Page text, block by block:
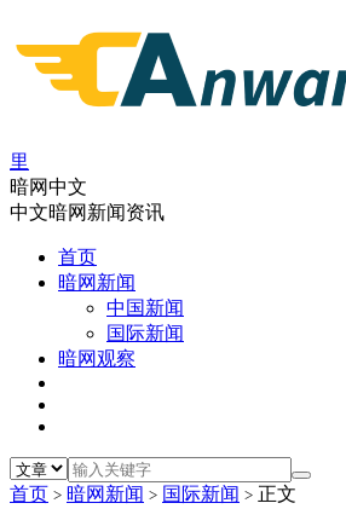
里
暗网中文
中文暗网新闻资讯
首页
暗网新闻
中国新闻
国际新闻
暗网观察
首页 > 暗网新闻 > 国际新闻 > 正文